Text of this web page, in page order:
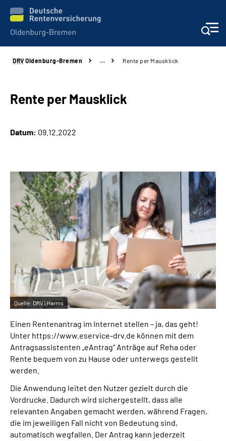
Services
Beratung und Kontakt
Presse
Über Uns
Inhalte in Gebärdensprache (DGS)
Leichte Sprache
Suche
Mein Kundenportal
DRV Oldenburg-Bremen … Rente per Mausklick
Rente per Mausklick
Datum: 09.12.2022
Quelle: DRV | Harms
Einen Rentenantrag im Internet stellen – ja, das geht!
Unter https://www.eservice-drv.de können mit dem
Antragsassistenten „eAntrag“ Anträge auf Reha oder
Rente bequem von zu Hause oder unterwegs gestellt
werden.
Die Anwendung leitet den Nutzer gezielt durch die
Vordrucke. Dadurch wird sichergestellt, dass alle
relevanten Angaben gemacht werden, während Fragen,
die im jeweiligen Fall nicht von Bedeutung sind,
automatisch wegfallen. Der Antrag kann jederzeit